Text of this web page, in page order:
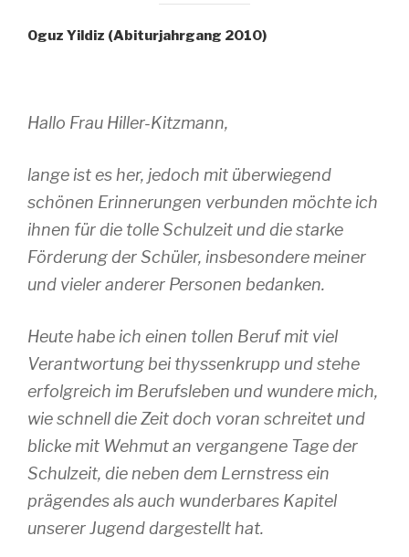
Oguz Yildiz (Abiturjahrgang 2010)
Hallo Frau Hiller-Kitzmann,
lange ist es her, jedoch mit überwiegend
schönen Erinnerungen verbunden möchte ich
ihnen für die tolle Schulzeit und die starke
Förderung der Schüler, insbesondere meiner
und vieler anderer Personen bedanken.
Heute habe ich einen tollen Beruf mit viel
Verantwortung bei thyssenkrupp und stehe
erfolgreich im Berufsleben und wundere mich,
wie schnell die Zeit doch voran schreitet und
blicke mit Wehmut an vergangene Tage der
Schulzeit, die neben dem Lernstress ein
prägendes als auch wunderbares Kapitel
unserer Jugend dargestellt hat.